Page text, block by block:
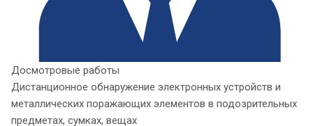
Досмотровые работы
Дистанционное обнаружение электронных устройств и
металлических поражающих элементов в подозрительных
предметах, сумках, вещах